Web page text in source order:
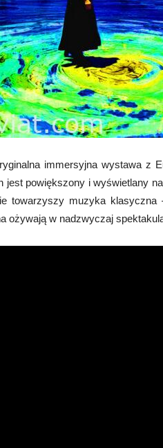
immersyjna wystawa z
jest powiększony i wyświetlany
towarzyszy muzyka klasyczna
ożywają w nadzwyczaj